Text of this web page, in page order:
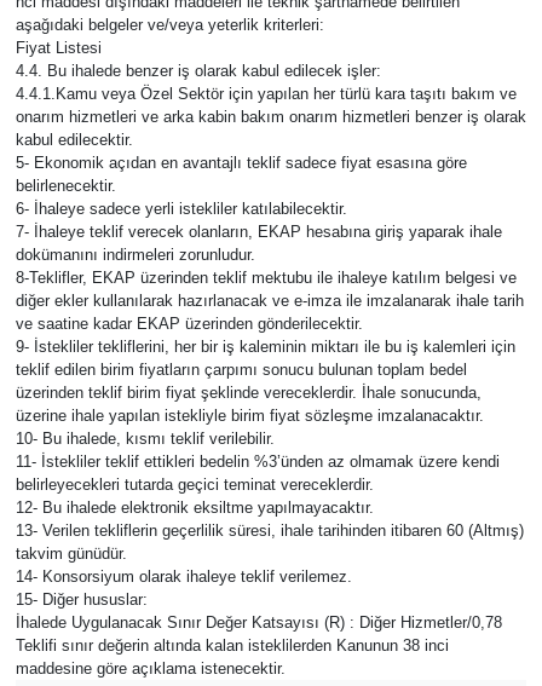
aşağıdaki belgeler ve/veya yeterlik kriterleri:
Fiyat Listesi
4.4. Bu ihalede benzer iş olarak kabul edilecek işler:
4.4.1.Kamu veya Özel Sektör için yapılan her türlü kara taşıtı bakım ve
onarım hizmetleri ve arka kabin bakım onarım hizmetleri benzer iş olarak
kabul edilecektir.
5- Ekonomik açıdan en avantajlı teklif sadece fiyat esasına göre
belirlenecektir.
6- İhaleye sadece yerli istekliler katılabilecektir.
7- İhaleye teklif verecek olanların, EKAP hesabına giriş yaparak ihale
dokümanını indirmeleri zorunludur.
8-Teklifler, EKAP üzerinden teklif mektubu ile ihaleye katılım belgesi ve
diğer ekler kullanılarak hazırlanacak ve e-imza ile imzalanarak ihale tarih
ve saatine kadar EKAP üzerinden gönderilecektir.
9- İstekliler tekliflerini, her bir iş kaleminin miktarı ile bu iş kalemleri için
teklif edilen birim fiyatların çarpımı sonucu bulunan toplam bedel
üzerinden teklif birim fiyat şeklinde vereceklerdir. İhale sonucunda,
üzerine ihale yapılan istekliyle birim fiyat sözleşme imzalanacaktır.
10- Bu ihalede, kısmı teklif verilebilir.
11- İstekliler teklif ettikleri bedelin %3’ünden az olmamak üzere kendi
belirleyecekleri tutarda geçici teminat vereceklerdir.
12- Bu ihalede elektronik eksiltme yapılmayacaktır.
13- Verilen tekliflerin geçerlilik süresi, ihale tarihinden itibaren 60 (Altmış)
takvim günüdür.
14- Konsorsiyum olarak ihaleye teklif verilemez.
15- Diğer hususlar:
İhalede Uygulanacak Sınır Değer Katsayısı (R) : Diğer Hizmetler/0,78
Teklifi sınır değerin altında kalan isteklilerden Kanunun 38 inci
maddesine göre açıklama istenecektir.